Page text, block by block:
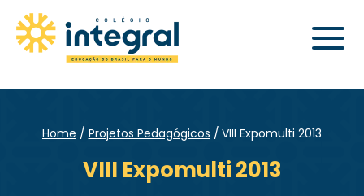
Home Projetos Pedagógicos VIII Expomulti 2013
VIII Expomulti 2013